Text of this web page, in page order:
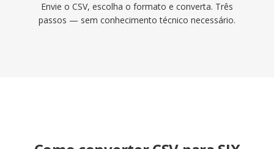
Envie o CSV, escolha o formato e converta. Três
passos — sem conhecimento técnico necessário.